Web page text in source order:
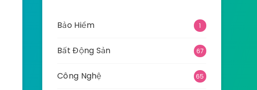
Bảo Hiểm 1
Bất Động Sản 67
Công Nghệ 65